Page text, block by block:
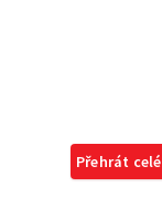
Přehrát